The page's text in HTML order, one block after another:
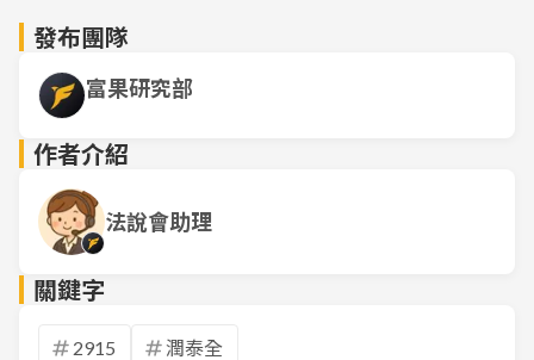
發布團隊
富果研究部
作者介紹
法說會助理
關鍵字
2915 潤泰全